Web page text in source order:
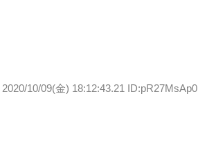
2020/10/09(金) 18:12:43.21 ID:pR27MsAp0